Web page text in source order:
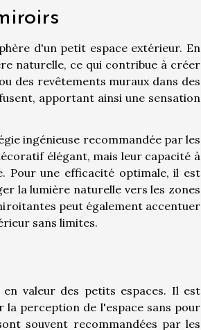
d'un petit espace extérieur. En
naturelle, ce qui contribue à créer
des revêtements muraux dans des
apportant ainsi une sensation
ingénieuse recommandée par les
élégant, mais leur capacité à
Pour une efficacité optimale, il est
la lumière naturelle vers les zones
peut également accentuer
sans limites.
valeur des petits espaces. Il est
la perception de l'espace sans pour
souvent recommandées par les